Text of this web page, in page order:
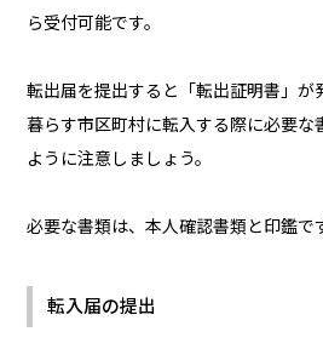
ら受付可能です。
転出届を提出すると「転出証明書」が
暮らす市区町村に転入する際に必要な
ように注意しましょう。
必要な書類は、本人確認書類と印鑑で
転入届の提出